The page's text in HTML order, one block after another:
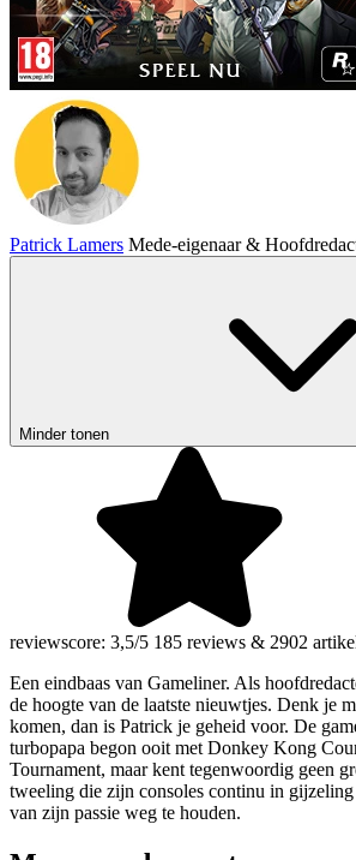
Patrick Lamers Mede-eigenaar &
Minder tonen
reviewscore: 3,5/5 185 reviews & 2902
Een eindbaas van Gameliner. Als
de hoogte van de laatste nieuwtjes. Denk je
komen, dan is Patrick je geheid voor. De
turbopapa begon ooit met Donkey Kong
Tournament, maar kent tegenwoordig geen
tweeling die zijn consoles continu in
van zijn passie weg te houden.